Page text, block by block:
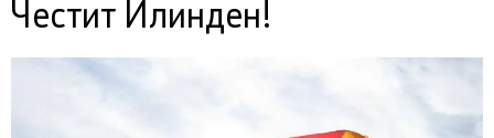
Честит Илинден!